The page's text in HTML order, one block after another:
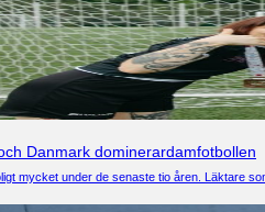
Danmark dominerardamfotbollen
mycket under de senaste tio åren. Läktare